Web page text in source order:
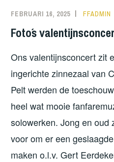
FEBRUARI 16, 2025 FFADMIN
Foto´s
Ons valentijnsconcert zit
ingerichte zinnezaal van
Pelt werden de
heel wat mooie
solowerken. Jong en oud
voor om er een
maken o.l.v. Gert